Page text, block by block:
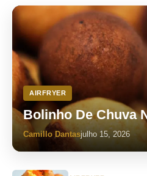
AIRFRYER
Bolinho De Chuva
Camillo Dantasjulho 15, 2026